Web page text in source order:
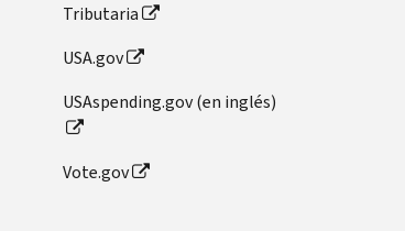
Tributaria
USA.gov
USAspending.gov (en inglés)
Vote.gov